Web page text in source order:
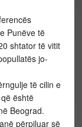
Punëve të
shtator të vitit
jo-
të cilin e
është
Beograd.
përpiluar së